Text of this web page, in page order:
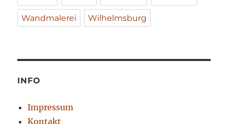
Wandmalerei Wilhelmsburg
INFO
Impressum
Kontakt